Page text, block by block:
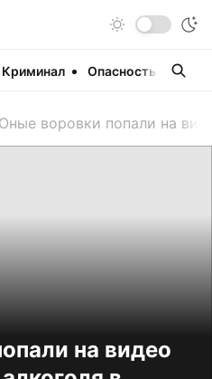
Криминал Опасность
воровки попали на
на видео